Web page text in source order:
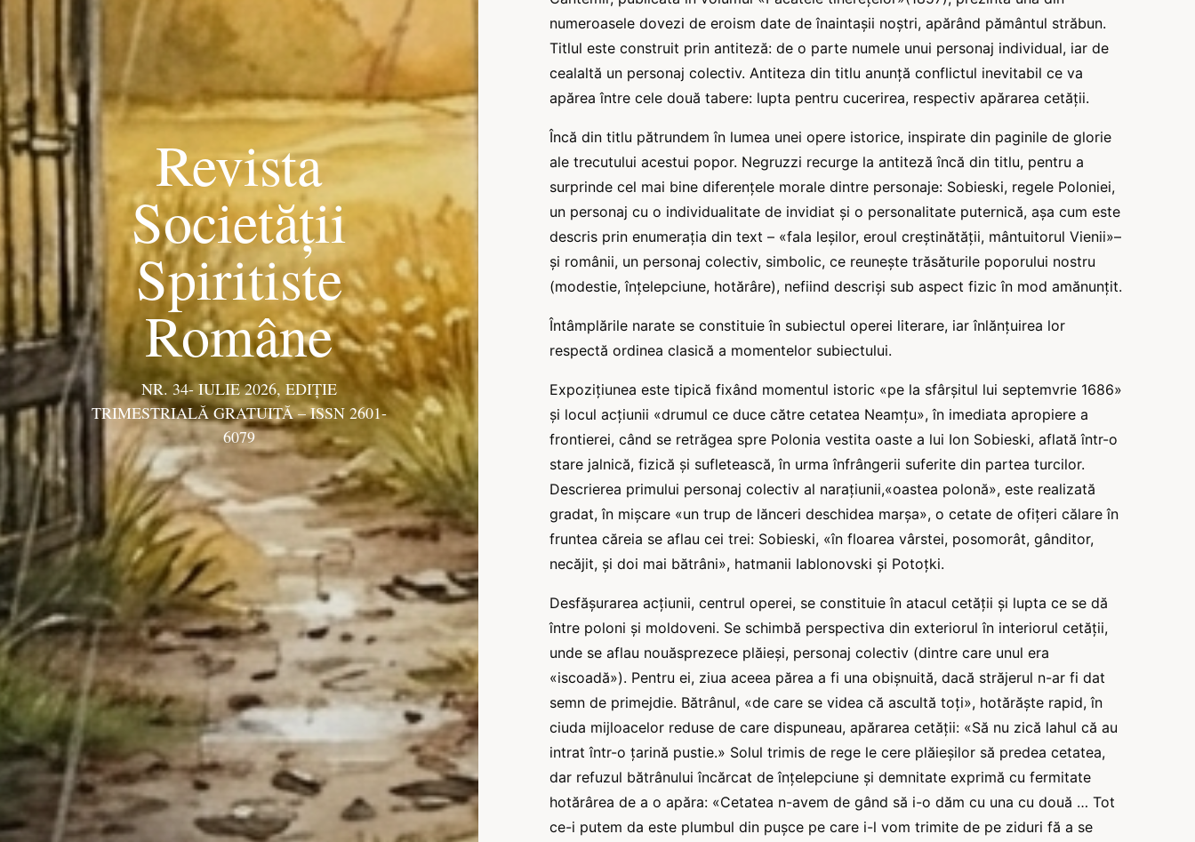
Revista
Societății
Spiritiste
Române
NR. 34- IULIE 2026, EDIŢIE
TRIMESTRIALĂ GRATUITĂ – ISSN 2601-
6079
numeroasele dovezi de eroism date de înaintașii noștri, apărând pământul străbun.
Titlul este construit prin antiteză: de o parte numele unui personaj individual, iar de
cealaltă un personaj colectiv. Antiteza din titlu anunță conflictul inevitabil ce va
apărea între cele două tabere: lupta pentru cucerirea, respectiv apărarea cetății.
Încă din titlu pătrundem în lumea unei opere istorice, inspirate din paginile de glorie
ale trecutului acestui popor. Negruzzi recurge la antiteză încă din titlu, pentru a
surprinde cel mai bine diferențele morale dintre personaje: Sobieski, regele Poloniei,
un personaj cu o individualitate de invidiat şi o personalitate puternică, așa cum este
descris prin enumerația din text – «fala leșilor, eroul creștinătății, mântuitorul Vienii»–
şi românii, un personaj colectiv, simbolic, ce reunește trăsăturile poporului nostru
(modestie, înțelepciune, hotărâre), nefiind descriși sub aspect fizic în mod amănunțit.
Întâmplările narate se constituie în subiectul operei literare, iar înlănțuirea lor
respectă ordinea clasică a momentelor subiectului.
Expozițiunea este tipică fixând momentul istoric «pe la sfârșitul lui septemvrie 1686»
şi locul acțiunii «drumul ce duce către cetatea Neamțu», în imediata apropiere a
frontierei, când se retrăgea spre Polonia vestita oaste a lui Ion Sobieski, aflată într-o
stare jalnică, fizică şi sufletească, în urma înfrângerii suferite din partea turcilor.
Descrierea primului personaj colectiv al narațiunii,«oastea polonă», este realizată
gradat, în mișcare «un trup de lănceri deschidea marșa», o cetate de ofițeri călare în
fruntea căreia se aflau cei trei: Sobieski, «în floarea vârstei, posomorât, gânditor,
necăjit, şi doi mai bătrâni», hatmanii Iablonovski şi Potoţki.
Desfășurarea acțiunii, centrul operei, se constituie în atacul cetății şi lupta ce se dă
între poloni şi moldoveni. Se schimbă perspectiva din exteriorul în interiorul cetății,
unde se aflau nouăsprezece plăieși, personaj colectiv (dintre care unul era
«iscoadă»). Pentru ei, ziua aceea părea a fi una obișnuită, dacă străjerul n-ar fi dat
semn de primejdie. Bătrânul, «de care se videa că ascultă toți», hotărăște rapid, în
ciuda mijloacelor reduse de care dispuneau, apărarea cetății: «Să nu zică lahul că au
intrat într-o țarină pustie.» Solul trimis de rege le cere plăieșilor să predea cetatea,
dar refuzul bătrânului încărcat de înțelepciune şi demnitate exprimă cu fermitate
hotărârea de a o apăra: «Cetatea n-avem de gând să i-o dăm cu una cu două … Tot
ce-i putem da este plumbul din puşce pe care i-l vom trimite de pe ziduri fă a se